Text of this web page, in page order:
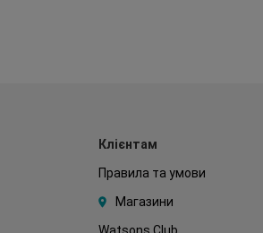
Клієнтам
Правила та умови
Магазини